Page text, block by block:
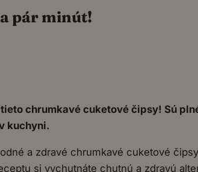
pár minút!
chrumkavé cuketové čipsy! Sú
kuchyni.
a zdravé chrumkavé cuketové
si vychutnáte chutnú a zdravú